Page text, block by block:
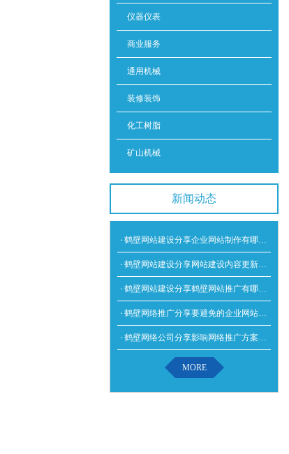
仪器仪表
商业服务
通用机械
装修装饰
化工树脂
矿山机械
新闻动态
鹤壁网站建设分享企业网站制作有哪些技巧？
鹤壁网站建设分享网站建设内容更新怎么写，都能从哪些方面进行编辑？
鹤壁网站建设分享鹤壁网站推广有哪些好处
鹤壁网络推广分享要避免的企业网站建设误区有哪些
鹤壁网络公司分享影响网络推广方案的几个主要方面
MORE